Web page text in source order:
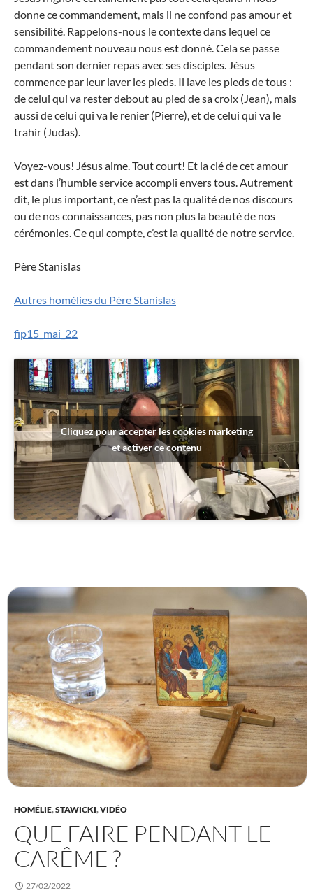
donne ce commandement, mais il ne confond pas amour et
sensibilité. Rappelons-nous le contexte dans lequel ce
commandement nouveau nous est donné. Cela se passe
pendant son dernier repas avec ses disciples. Jésus
commence par leur laver les pieds. Il lave les pieds de tous :
de celui qui va rester debout au pied de sa croix (Jean), mais
aussi de celui qui va le renier (Pierre), et de celui qui va le
trahir (Judas).
Voyez-vous! Jésus aime. Tout court! Et la clé de cet amour
est dans l’humble service accompli envers tous. Autrement
dit, le plus important, ce n’est pas la qualité de nos discours
ou de nos connaissances, pas non plus la beauté de nos
cérémonies. Ce qui compte, c’est la qualité de notre service.
Père Stanislas
Autres homélies du Père Stanislas
fip15_mai_22
Cliquez pour accepter les cookies marketing
et activer ce contenu
HOMÉLIE,STAWICKI,VIDÉO
QUE FAIRE PENDANT LE
CARÊME ?
27/02/2022